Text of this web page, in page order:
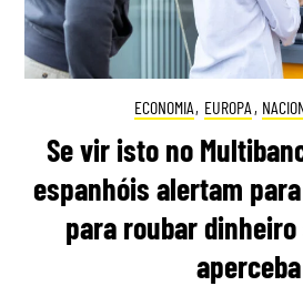
ECONOMIA, EUROPA ,
Se vir isto no
espanhóis alertam
para roubar
aperceba